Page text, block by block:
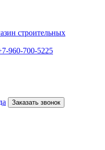
строительных
960-700-5225
Заказать звонок